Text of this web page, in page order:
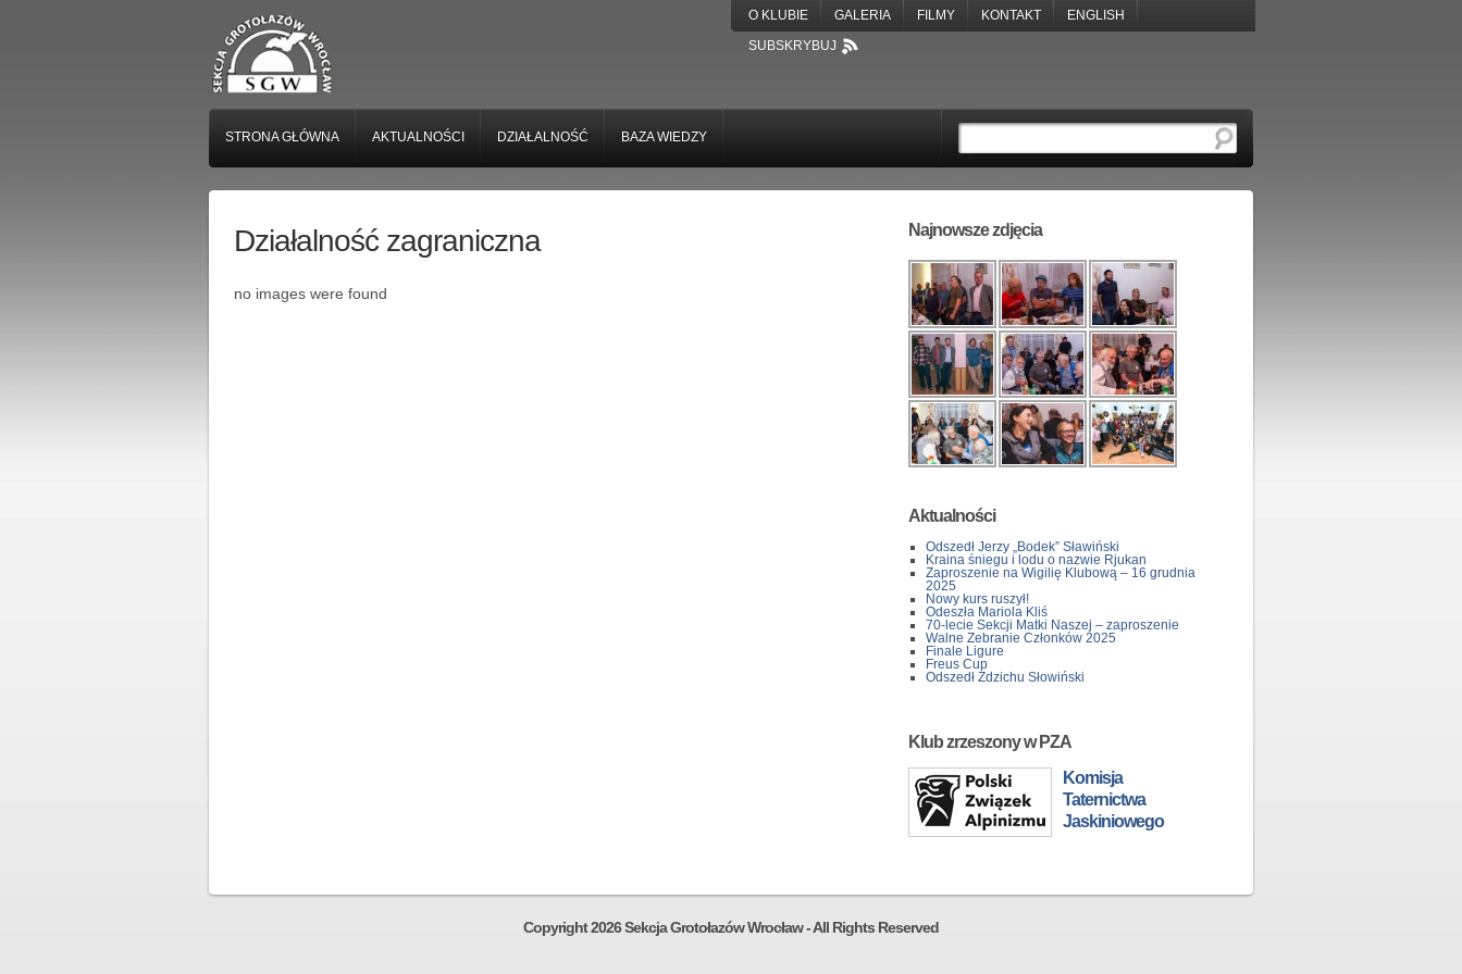
O KLUBIE GALERIA FILMY KONTAKT
ENGLISH
SUBSKRYBUJ
STRONA GŁÓWNA AKTUALNOŚCI DZIAŁALNOŚĆ BAZA WIEDZY
Działalność zagraniczna
no images were found
Najnowsze zdjęcia
Aktualności
Odszedł Jerzy „Bodek” Sławiński
Kraina śniegu i lodu o nazwie Rjukan
Zaproszenie na Wigilię Klubową – 16 grudnia
2025
Nowy kurs ruszył!
Odeszła Mariola Kliś
70-lecie Sekcji Matki Naszej – zaproszenie
Walne Zebranie Członków 2025
Finale Ligure
Freus Cup
Odszedł Zdzichu Słowiński
Klub zrzeszony w PZA
Komisja
Taternictwa
Jaskiniowego
Copyright 2026 Sekcja Grotołazów Wrocław - All Rights Reserved